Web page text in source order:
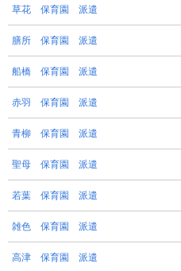
草花 保育園 派遣
膳所 保育園 派遣
船橋 保育園 派遣
赤羽 保育園 派遣
青柳 保育園 派遣
聖母 保育園 派遣
若葉 保育園 派遣
雑色 保育園 派遣
高津 保育園 派遣